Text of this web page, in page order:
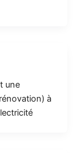
une
à